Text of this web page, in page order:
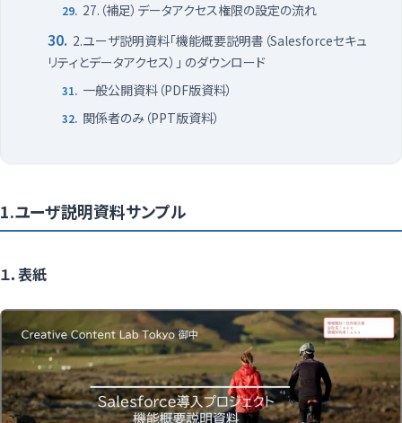
27.（補足）データアクセス権限の設定の流れ
2.ユーザ説明資料「機能概要説明書（Salesforceセキュ
リティとデータアクセス）」 のダウンロード
一般公開資料（PDF版資料）
関係者のみ（PPT版資料）
1.ユーザ説明資料サンプル
１．表紙